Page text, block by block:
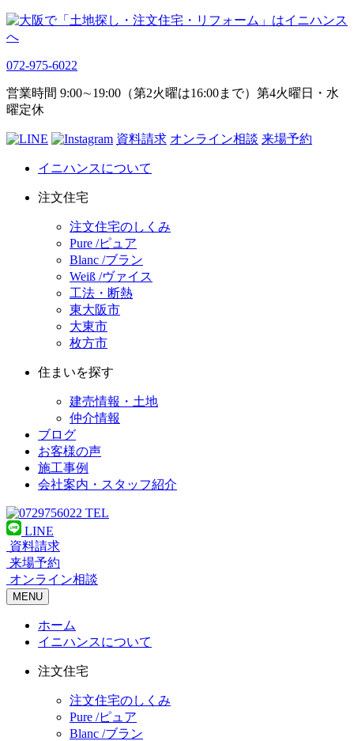
072-975-6022
営業時間 9:00∼19:00（第2火曜は16:00まで）第4火曜日・水
曜定休
資料請求 オンライン相談 来場予約
イニハンスについて
注文住宅
注文住宅のしくみ
Pure /ピュア
Blanc /ブラン
Weiß /ヴァイス
工法・断熱
東大阪市
大東市
枚方市
住まいを探す
建売情報・土地
仲介情報
ブログ
お客様の声
施工事例
会社案内・スタッフ紹介
TEL
LINE
資料請求
来場予約
オンライン相談
MENU
ホーム
イニハンスについて
注文住宅
注文住宅のしくみ
Pure /ピュア
Blanc /ブラン